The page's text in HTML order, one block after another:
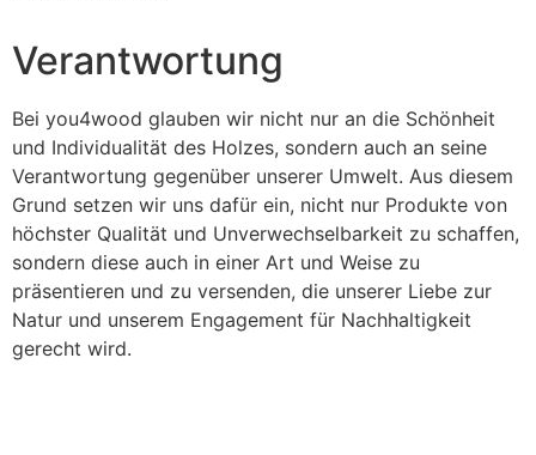
Verantwortung
Bei you4wood glauben wir nicht nur an die Schönheit
und Individualität des Holzes, sondern auch an seine
Verantwortung gegenüber unserer Umwelt. Aus diesem
Grund setzen wir uns dafür ein, nicht nur Produkte von
höchster Qualität und Unverwechselbarkeit zu schaffen,
sondern diese auch in einer Art und Weise zu
präsentieren und zu versenden, die unserer Liebe zur
Natur und unserem Engagement für Nachhaltigkeit
gerecht wird.